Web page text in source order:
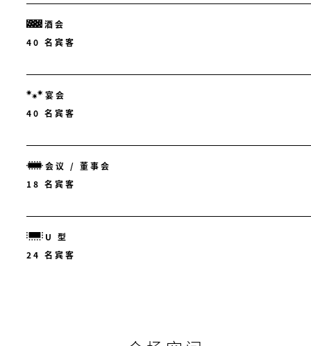
酒会
40 名宾客
宴会
40 名宾客
会议 / 董事会
18 名宾客
U 型
24 名宾客